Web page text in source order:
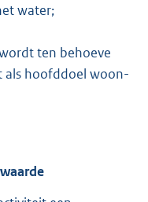
water;
ten behoeve
als hoofddoel woon-